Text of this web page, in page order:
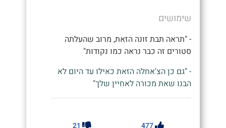
שימושים
- "תראה תבת זונה הזאת, מרוב שהעלתה
סטורים זה כבר נראה כמו נקודות"
- "גם כן הצ'אחלה הזאת כאילו עד היום לא
הבנו שאת מכורה לאחיין שלך"
477
21